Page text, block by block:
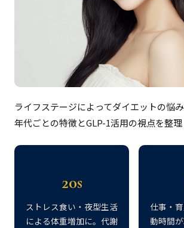
ライフステージによってダイエットの悩み
年代ごとの特徴とGLP-1活用の視点を整理
20s
ストレス食い・夜型生活
による体重増加に。代謝
仕事・
動時間